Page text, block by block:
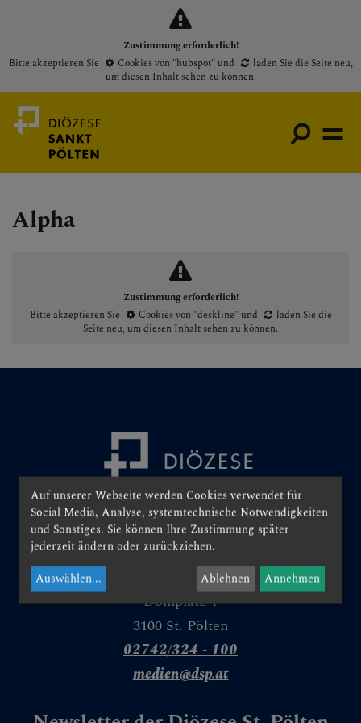
Zustimmung erforderlich!
Bitte akzeptieren Sie
Cookies von "hubspot"und laden Sie die Seite neu,
um diesen Inhalt sehen zu können.
Medienportal
Pfarren
Personen
FRAGEN
GLAUBEN
ERLEBEN
MITMACHEN
BEGEGNEN
Alpha
Zustimmung erforderlich!
Bitte akzeptieren Sie
Cookies von "deskline"und
laden Sie die
Seite neu, um diesen Inhalt sehen zu können.
Domplatz 1
3100 St. Pölten
02742/324 - 100
medien@dsp.at
Auf unserer Webseite werden Cookies verwendet für
Social Media, Analyse, systemtechnische Notwendigkeiten
und Sonstiges. Sie können Ihre Zustimmung später
jederzeit ändern oder zurückziehen.
Auswählen... Ablehnen Annehmen